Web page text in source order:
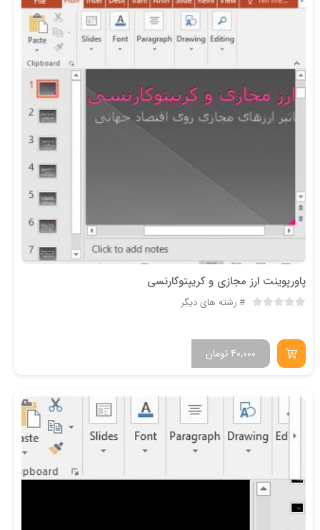
پاورپوینت ارز مجازی و کریپتوکارنسی
رشته های دیگر
تومان40,000